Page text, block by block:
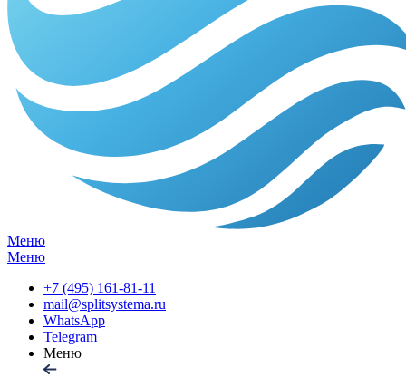
Меню
Меню
+7 (495) 161-81-11
mail@splitsystema.ru
WhatsApp
Telegram
Меню